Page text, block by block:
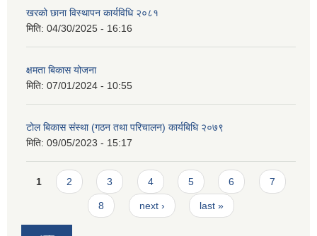
खरको छाना विस्थापन कार्यविधि २०८१
मिति: 04/30/2025 - 16:16
क्षमता बिकास योजना
मिति: 07/01/2024 - 10:55
टोल बिकास संस्था (गठन तथा परिचालन) कार्यबिधि २०७९
मिति: 09/05/2023 - 15:17
Pages
1 2 3 4 5 6 7
8 next › last »